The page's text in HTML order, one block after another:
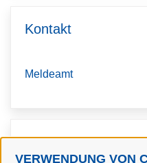
VERWENDUNG VON
Kontakt
Meldeamt
Kontaktpersonen